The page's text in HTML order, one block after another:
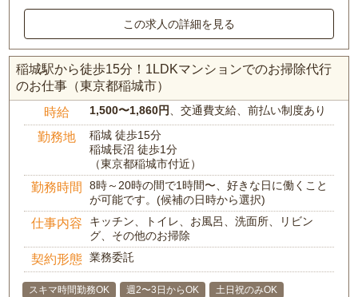
この求人の詳細を見る
稲城駅から徒歩15分！1LDKマンションでのお掃除代行
のお仕事（東京都稲城市）
時給 1,500〜1,860円、交通費支給、前払い制度あり
勤務地
稲城 徒歩15分
稲城長沼 徒歩1分
（東京都稲城市付近）
勤務時間
8時～20時の間で1時間〜、好きな日に働くこと
が可能です。(候補の日時から選択)
仕事内容
キッチン、トイレ、お風呂、洗面所、リビン
グ、その他のお掃除
契約形態 業務委託
スキマ時間勤務OK 週2〜3日からOK
土日祝のみOK